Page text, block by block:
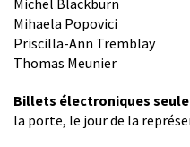
Mihaela Popovici
Priscilla-Ann Tremblay
Thomas Meunier
Billets électroniques
la porte, le jour de la